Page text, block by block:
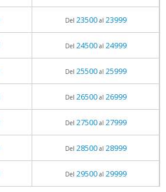
Del 23500al 23999
Del 24500al 24999
Del 25500al 25999
Del 26500al 26999
Del 27500al 27999
Del 28500al 28999
Del 29500al 29999